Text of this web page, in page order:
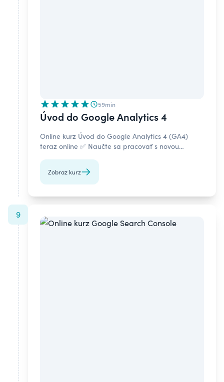
59min
Úvod do Google Analytics 4
Online kurz Úvod do Google Analytics 4 (GA4)
teraz online ✅ Naučte sa pracovať s novou
absolvovaní.
Zobraz kurz
9